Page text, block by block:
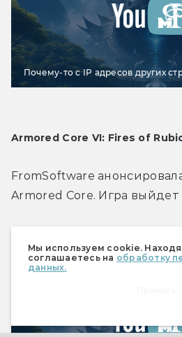
Мы используем cookie.
соглашаетесь на обработку
данных.
Почему-то с IP адресов других
Armored Core VI: Fires of
FromSoftware
Armored Core. Игра выйдет
чтобы